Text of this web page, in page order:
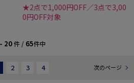
★2点で1,000円OFF／3点で3,00
0円OFF対象
20件 / 65件中
2 3 4 次のページ